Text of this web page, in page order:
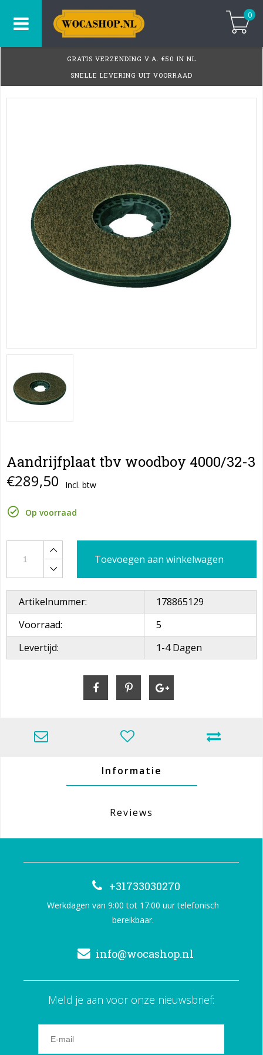
0
GRATIS VERZENDING V.A. €50 IN NL
SNELLE LEVERING UIT VOORRAAD
Aandrijfplaat tbv woodboy 4000/32-3
€289,50 Incl. btw
Op voorraad
Toevoegen aan winkelwagen
Artikelnummer:
178865129
Voorraad:
5
Levertijd:
1-4 Dagen
Informatie
Reviews
+31733030270
Werkdagen van 9:00 tot 17:00 uur telefonisch
bereikbaar.
info@wocashop.nl
Meld je aan voor onze nieuwsbrief: